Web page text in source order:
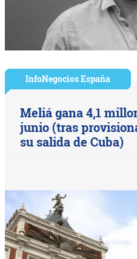
InfoNegocios España
Meliá gana 4,1
junio (tras
su salida de Cuba)